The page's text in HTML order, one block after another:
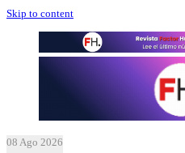
Skip to content
08 Ago 2026